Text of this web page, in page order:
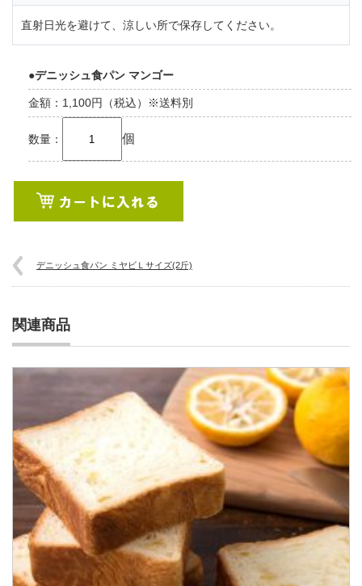
直射日光を避けて、涼しい所で保存してください。
●デニッシュ食パン マンゴー
金額：1,100円（税込）※送料別
数量： 個
デニッシュ食パン ミヤビＬサイズ(2斤)
関連商品